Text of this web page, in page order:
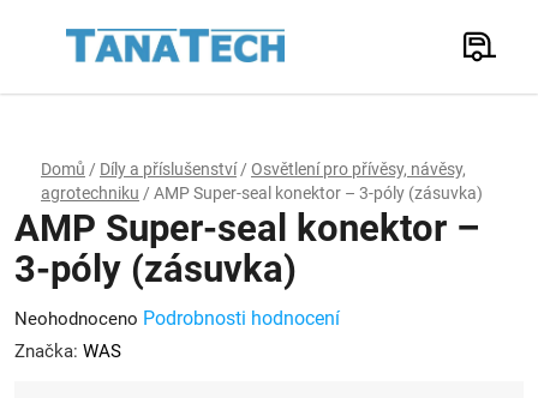
Hledat
Domů / Díly a příslušenství / Osvětlení pro přívěsy, návěsy,
agrotechniku / AMP Super-seal konektor – 3-póly (zásuvka)
AMP Super-seal konektor –
3-póly (zásuvka)
Průměrné
hodnocení
Neohodnoceno Podrobnosti hodnocení
Značka: WAS